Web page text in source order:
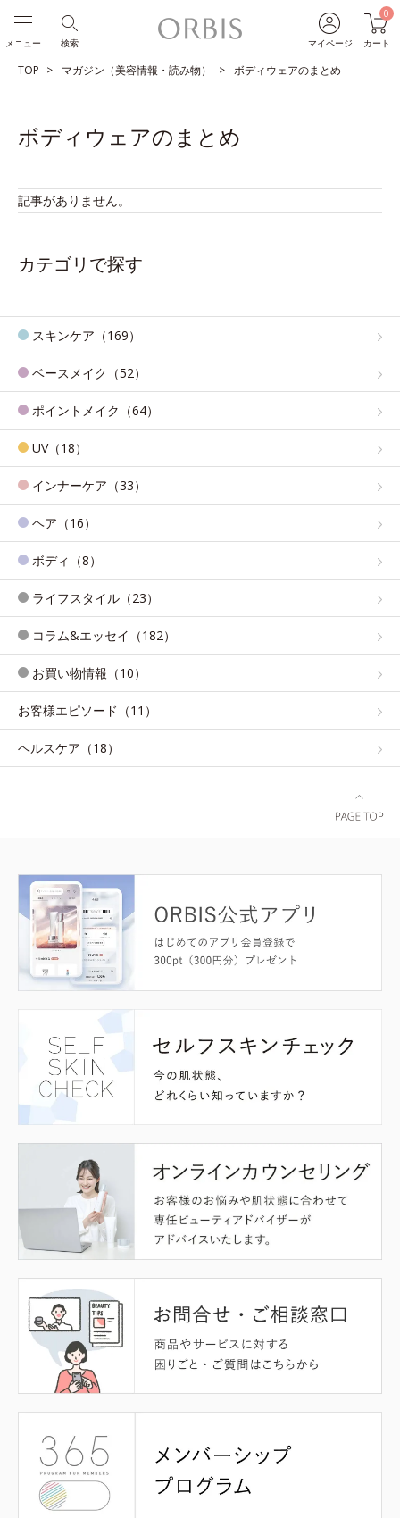
マイページ
0
カート
検索
メニュー
TOP マガジン（美容情報・読み物） ボディウェアのまとめ
ボディウェアのまとめ
記事がありません。
カテゴリで探す
スキンケア（169）
ベースメイク（52）
ポイントメイク（64）
UV（18）
インナーケア（33）
ヘア（16）
ボディ（8）
ライフスタイル（23）
コラム&エッセイ（182）
お買い物情報（10）
お客様エピソード（11）
ヘルスケア（18）